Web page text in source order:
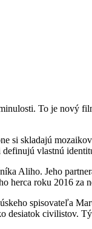
To je nový
si skladajú
vlastnú
Aliho. Jeho
roku 2016 za
spisovateľa
civilistov.